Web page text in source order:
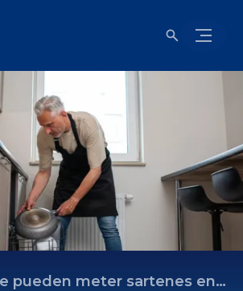
¿Se pueden meter sartenes en el lavavajillas?